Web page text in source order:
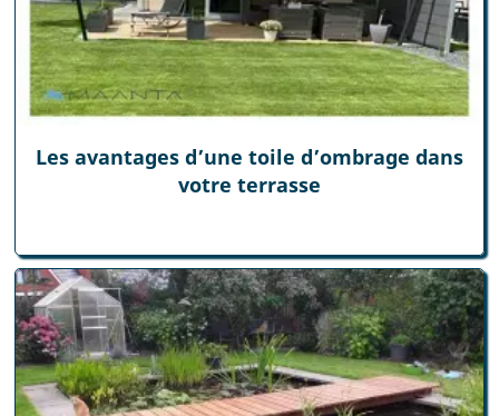
Les avantages d’une toile d’ombrage dans
votre terrasse